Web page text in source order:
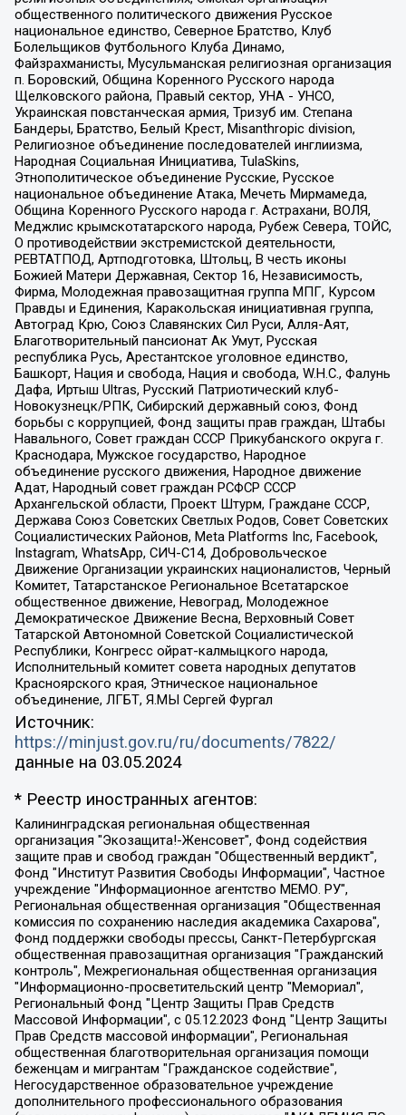
общественного политического движения Русское
национальное единство, Северное Братство, Клуб
Болельщиков Футбольного Клуба Динамо,
Файзрахманисты, Мусульманская религиозная организация
п. Боровский, Община Коренного Русского народа
Щелковского района, Правый сектор, УНА - УНСО,
Украинская повстанческая армия, Тризуб им. Степана
Бандеры, Братство, Белый Крест, Misanthropic division,
Религиозное объединение последователей инглиизма,
Народная Социальная Инициатива, TulaSkins,
Этнополитическое объединение Русские, Русское
национальное объединение Атака, Мечеть Мирмамеда,
Община Коренного Русского народа г. Астрахани, ВОЛЯ,
Меджлис крымскотатарского народа, Рубеж Севера, ТОЙС,
О противодействии экстремистской деятельности,
РЕВТАТПОД, Артподготовка, Штольц, В честь иконы
Божией Матери Державная, Сектор 16, Независимость,
Фирма, Молодежная правозащитная группа МПГ, Курсом
Правды и Единения, Каракольская инициативная группа,
Автоград Крю, Союз Славянских Сил Руси, Алля-Аят,
Благотворительный пансионат Ак Умут, Русская
республика Русь, Арестантское уголовное единство,
Башкорт, Нация и свобода, Нация и свобода, W.H.С., Фалунь
Дафа, Иртыш Ultras, Русский Патриотический клуб-
Новокузнецк/РПК, Сибирский державный союз, Фонд
борьбы с коррупцией, Фонд защиты прав граждан, Штабы
Навального, Совет граждан СССР Прикубанского округа г.
Краснодара, Мужское государство, Народное
объединение русского движения, Народное движение
Адат, Народный совет граждан РСФСР СССР
Архангельской области, Проект Штурм, Граждане СССР,
Держава Союз Советских Светлых Родов, Совет Советских
Социалистических Районов, Meta Platforms Inc, Facebook,
Instagram, WhatsApp, СИЧ-С14, Добровольческое
Движение Организации украинских националистов, Черный
Комитет, Татарстанское Региональное Всетатарское
общественное движение, Невоград, Молодежное
Демократическое Движение Весна, Верховный Совет
Татарской Автономной Советской Социалистической
Республики, Конгресс ойрат-калмыцкого народа,
Исполнительный комитет совета народных депутатов
Красноярского края, Этническое национальное
объединение, ЛГБТ, Я.МЫ Сергей Фургал
Источник:
https://minjust.gov.ru/ru/documents/7822/
данные на 03.05.2024
* Реестр иностранных агентов:
Калининградская региональная общественная организация "Экозащита!-Женсовет", Фонд содействия защите прав и свобод граждан "Общественный вердикт", Фонд "Институт Развития Свободы Информации", Частное учреждение "Информационное агентство МЕМО. РУ", Региональная общественная организация "Общественная комиссия по сохранению наследия академика Сахарова", Фонд поддержки свободы прессы, Санкт-Петербургская общественная правозащитная организация "Гражданский контроль", Межрегиональная общественная организация "Информационно-просветительский центр "Мемориал", Региональный Фонд "Центр Защиты Прав Средств Массовой Информации", с 05.12.2023 Фонд "Центр Защиты Прав Средств массовой информации", Региональная общественная благотворительная организация помощи беженцам и мигрантам "Гражданское содействие", Негосударственное образовательное учреждение дополнительного профессионального образования (повышение квалификации) специалистов "АКАДЕМИЯ ПО ПРАВАМ ЧЕЛОВЕКА", Свердловская региональная общественная организация "Сутяжник", Автономная некоммерческая организация "Центр независимых социологических исследований", Союз общественных объединений "Российский исследовательский центр по правам человека", Региональное общественное учреждение научно-информационный центр "МЕМОРИАЛ", Некоммерческая организация "Фонд защиты гласности", Автономная некоммерческая организация "Институт прав человека", Городская общественная организация "Екатеринбургское общество "МЕМОРИАЛ", Городская общественная организация "Рязанское историко-просветительское и правозащитное общество "Мемориал" (Рязанский Мемориал), Челябинский региональный орган общественной самодеятельности – женское общественное объединение "Женщины Евразии", Челябинский региональный орган общественной самодеятельности "Уральская правозащитная группа", Фонд содействия защите здоровья и социальной справедливости имени Андрея Рылькова, Автономная Некоммерческая Организация "Аналитический Центр Юрия Левады", Автономная некоммерческая организация социальной поддержки населения "Проект Апрель", Региональная общественная организация помощи женщинам и детям, находящимся в кризисной ситуации "Информационно-методический центр "Анна", Фонд содействия развитию массовых коммуникаций и правовому просвещению "Так-так-Так", Фонд содействия устойчивому развитию "Серебряная тайга", Свердловский региональный общественный фонд социальных проектов "Новое время", "Idel.Реалии", Кавказ.Реалии, Крым.Реалии, Телеканал Настоящее Время, Татаро-башкирская служба Радио Свобода (Azatliq Radiosi), Радио Свободная Европа/Радио Свобода (PCE/PC), "Сибирь.Реалии", "Фактограф", Благотворительный фонд помощи осужденным и их семьям, Автономная некоммерческая организация "Институт глобализации и социальных движений", Фонд "В защиту прав заключенных", Частное учреждение "Центр поддержки и содействия развитию средств массовой информации", Пензенский региональный общественный благотворительный фонд "Гражданский союз", "Север.Реалии", Некоммерческая организация Фонд "Правовая инициатива", Общество с ограниченной ответственностью "Радио Свободная Европа/Радио Свобода", Чешское информационное агентство "MEDIUM-ORIENT", Красноярская региональная общественная организация "Мы против СПИДа", Камалягин Денис Николаевич, Маркелов Сергей Евгеньевич, Пономарев Лев Александрович, Савицкая Людмила Алексеевна, Автономная некоммерческая организация "Центр по работе с проблемой насилия "НАСИЛИЮ.НЕТ", Межрегиональный профессиональный союз работников здравоохранения "Альянс врачей", Юридическое лицо, зарегистрированное в Латвийской Республике, SIA "Medusa Project" (регистрационный номер 40103797863, дата регистрации 10.06.2014), Некоммерческая организация "Фонд по борьбе с коррупцией", Автономная некоммерческая организация "Институт права и публичной политики", Баданин Роман Сергеевич, Гликин Максим Александрович, Железнова Мария Михайловна, Лукьянова Юлия Сергеевна, Маетная Елизавета Витальевна, Маняхин Петр Борисович, Чуракова Ольга Владимировна, Ярош Юлия Петровна, Юридическое лицо "The Insider SIA", зарегистрированное в Риге, Латвийская Республика (дата регистрации 26.06.2015), являющееся администратором доменного имени интернет-издания "The Insider SIA", https://theins.ru, Постернак Алексей Евгеньевич, Рубин Михаил Аркадьевич, Анин Роман Александрович, Юридическое лицо Istories fonds, зарегистрированное в Латвийской Республике (регистрационный номер 50008295751, дата регистрации 24.02.2020), Великовский Дмитрий Александрович, Долинина Ирина Николаевна, Мароховская Алеся Алексеевна, Шлейнов Роман Юрьевич, Шмагун Олеся Валентиновна, Общество с ограниченной ответственностью "Альтаир 2021", Общество с ограниченной ответственностью "Вега 2021", Общество с ограниченной ответственностью "Главный редактор 2021", Общество с ограниченной ответственностью "Ромашки монолит", Важенков Артем Валерьевич, Ивановская областная общественная организация "Центр гендерных исследований", Гурман Юрий Альбертович, Медиапроект "ОВД-Инфо", Егоров Владимир Владимирович, Жилинский Владимир Александрович, Общество с ограниченной ответственностью "ЗП", Иванова София Юрьевна, Карезина Инна Павловна, Кильтау Екатерина Викторовна, Петров Алексей Викторович, Пискунов Сергей Евгеньевич, Смирнов Сергей Сергеевич, Тихонов Михаил Сергеевич, Общество с ограниченной ответственностью "ЖУРНАЛИСТ-ИНОСТРАННЫЙ АГЕНТ", Арапова Галина Юрьевна, Вольтская Татьяна Анатольевна, Американская компания "Mason G.E.S. Anonymous Foundation" (США), являющаяся владельцем интернет-издания https://mnews.world/, Компания "Stichting Bellingcat", зарегистрированная в Нидерландах (дата регистрации 11.07.2018), Захаров Андрей Вячеславович, Клепиковская Екатерина Дмитриевна, Общество с ограниченной ответственностью "МЕМО", Перл Роман Александрович, Симонов Евгений Алексеевич, Соловьева Елена Анатольевна, Сотников Даниил Владимирович, Сурначева Елизавета Дмитриевна, Автономная некоммерческая организация по защите прав человека и информированию населения "Якутия – Наше Мнение", Общество с ограниченной ответственностью "Москоу диджитал медиа", с 26.01.2023 Общество с ограниченной ответственностью "Чайка Белые сады", Ветошкина Валерия Валерьевна, Заговора Максим Александрович, Межрегиональное общественное движение "Российская ЛГБТ - сеть", Оленичев Максим Владимирович, Павлов Иван Юрьевич, Скворцова Елена Сергеевна, Общество с ограниченной ответственностью "Как бы инагент", Кочетков Игорь Викторович, Общество с ограниченной ответственностью "Честные выборы", Еланчик Олег Александрович, Общество с ограниченной ответственностью "Нобелевский призыв", Гималова Регина Эмилевна, Григорьев Андрей Валерьевич, Григорьева Алина Александровна, Ассоциация по содействию защите прав призывников, альтернативнослужащих и военнослужащих "Правозащитная группа "Гражданин.Армия.Право", Хисамова Регина Фаритовна, Автономная некоммерческая организация по реализации социально-правовых программ "Лилит", Дальневосточное общественное движение "Маяк", Санкт-Петербургская ЛГБТ-инициативная группа "Выход", Инициативная группа ЛГБТ+ "Реверс", Алексеев Андрей Викторович, Бекбулатова Таисия Львовна, Беляев Иван Михайлович, Владыкина Елена Сергеевна, Гельман Марат Александрович, Никульшина Вероника Юрьевна, Толоконникова Надежда Андреевна, Шендерович Виктор Анатольевич, Общество с ограниченной ответственностью "Данное сообщение", Общество с ограниченной ответственностью Издательский дом "Новая глава", Айнбиндер Александра Александровна, Московский комьюнити-центр для ЛГБТ+инициатив, Благотворительный фонд развития филантропии, Deutsche Welle (Германия, Kurt-Schumacher-Strasse 3, 53113 Bonn), Борзунова Мария Михайловна, Воробьев Виктор Викторович, Голубева Анна Львовна, Константинова Алла Михайловна, Малкова Ирина Владимировна, Мурадов Мурад Абдулгалимович, Осетинская Елизавета Николаевна, Понасенков Евгений Николаевич, Ганапольский Матвей Юрьевич, Киселев Евгений Алексеевич, Борухович Ирина Григорьевна, Дремин Иван Тимофеевич, Дубровский Дмитрий Викторович, Красноярская региональная общественная организация поддержки и развития альтернативных образовательных технологий и межкультурных коммуникаций "ИНТЕРРА", Маяковская Екатерина Алексеевна, Фейгин Марк Захарович, Филимонов Андрей Викторович, Дзугкоева Регина Николаевна, Доброхотов Роман Александрович, Дудь Юрий Александрович, Елкин Сергей Владимирович, Кругликов Кирилл Игоревич, Сабунаева Мария Леонидовна, Семенов Алексей Владимирович, Шаинян Карен Багратович, Шульман Екатерина Михайловна, Асафьев Артур Валерьевич, Вахштайн Виктор Семенович, Венедиктов Алексей Алексеевич, Лушникова Екатерина Евгеньевна, Волков Леонид Михайлович, Невзоров Александр Глебович, Пархоменко Сергей Борисович, Сироткин Ярослав Николаевич, Кара-Мурза Владимир Владимирович, Баранова Наталья Владимировна, Гозман Леонид Яковлевич, Кагарлицкий Борис Юльевич, Климарев Михаил Валерьевич, Милов Владимир Станиславович, Автономная некоммерческая организация Краснодарский центр современного искусства "Типография", Моргенштерн Алишер Тагирович, Соболь Любовь Эдуардовна, Общество с ограниченной ответственностью "ЛИЗА НОРМ", Каспаров Гарри Кимович, Ходорковский Михаил Борисович, Общество с ограниченной ответственностью "Апрельские тезисы", Данилович Ирина Брониславовна, Кашин Олег Владимирович, Петров Николай Владимирович, Пивоваров Алексей Владимирович, Соколов Михаил Владимирович, Цветкова Юлия Владимировна, Чичваркин Евгений Александрович, Комитет против пыток/Команда против пыток, Общество с ограниченной ответственностью "Первый научный", Общество с ограниченной ответственностью "Вертолет и ко", Белоцерковская Вероника Борисовна, Кац Максим Евгеньевич, Лазарева Татьяна Юрьевна, Шаведдинов Руслан Табризович, Яшин Илья Валерьевич, Общество с ограниченной ответственностью "Иноагент ААВ", Алешковский Дмитрий Петрович, Альбац Евгения Марковна, Быков Дмитрий Львович, Галямина Юлия Евгеньевна, Лойко Сергей Леонидович, Мартынов Кирилл Константинович, Медведев Сергей Александрович, Крашенинников Федор Геннадиевич, Гордеева Катерина Вл